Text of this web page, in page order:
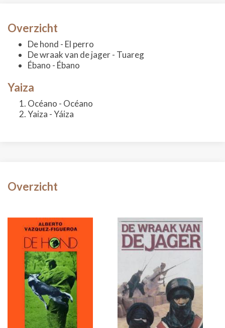
Overzicht
De hond - El perro
De wraak van de jager - Tuareg
Ébano - Ébano
Yaiza
Océano - Océano
Yaiza - Yáiza
Overzicht